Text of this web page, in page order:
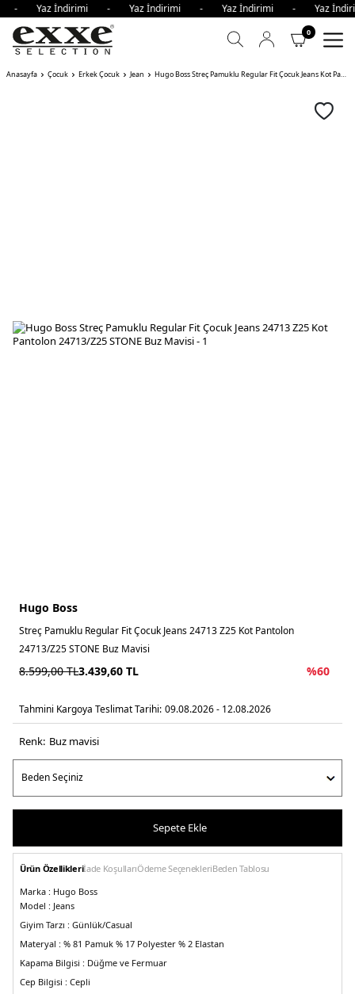
- Yaz İndirimi - Yaz İndirimi - Yaz İndirimi -
0
Anasayfa Çocuk Erkek Çocuk Jean Hugo Boss Streç Pamuklu Regular Fit Çocuk Jeans Kot Pantolon STONE Buz Mavisi
Hugo Boss
Streç Pamuklu Regular Fit Çocuk Jeans 24713 Z25 Kot Pantolon
24713/Z25 STONE Buz Mavisi
8.599,00TL3.439,60 TL %60
Tahmini Kargoya Teslimat Tarihi: 09.08.2026 - 12.08.2026
Renk: buz mavisi
Sepete Ekle
Ürün Özellikleriİade KoşullarıÖdeme SeçenekleriBeden Tablosu
Marka : Hugo Boss
Model : Jeans
Giyim Tarzı : Günlük/Casual
Materyal : % 81 Pamuk % 17 Polyester % 2 Elastan
Kapama Bilgisi : Düğme ve Fermuar
Cep Bilgisi : Cepli